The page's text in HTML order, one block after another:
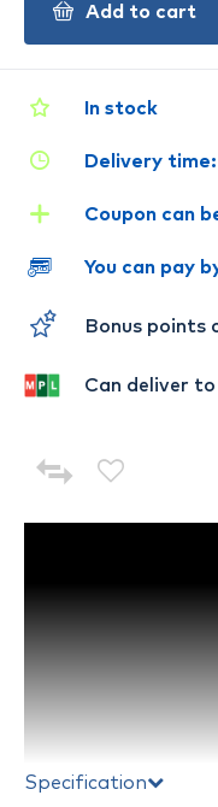
Specification
In stock
Delivery
Coupon can
You can pay
Bonus points
Can deliver
Add to cart